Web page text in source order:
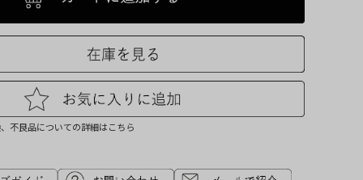
不良品についての詳細はこちら